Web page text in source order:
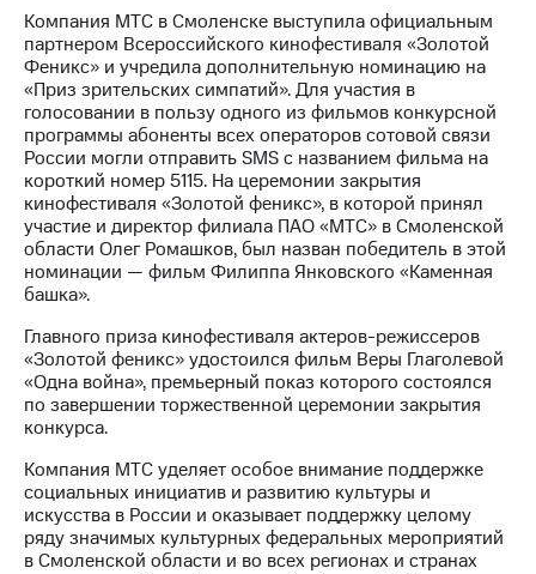
Контакты
Медиа-центр
Пресс-
релизы
МТС
о технологиях
Достижения
Интервью
отчетность
Контакты
Новости
регионе
и акционерам
Корпоративное
управление
Компания МТС в Смоленске выступила официальным
партнером Всероссийского кинофестиваля «Золотой
Феникс» и учредила дополнительную номинацию на
«Приз зрительских симпатий». Для участия в
голосовании в пользу одного из фильмов конкурсной
программы абоненты всех операторов сотовой связи
России могли отправить SMS с названием фильма на
короткий номер 5115. На церемонии закрытия
кинофестиваля «Золотой феникс», в которой принял
участие и директор филиала ПАО «МТС» в Смоленской
области Олег Ромашков, был назван победитель в этой
номинации — фильм Филиппа Янковского «Каменная
башка».
Главного приза кинофестиваля актеров-режиссеров
«Золотой феникс» удостоился фильм Веры Глаголевой
«Одна война», премьерный показ которого состоялся
по завершении торжественной церемонии закрытия
конкурса.
Компания МТС уделяет особое внимание поддержке
социальных инициатив и развитию культуры и
искусства в России и оказывает поддержку целому
ряду значимых культурных федеральных мероприятий
в Смоленской области и во всех регионах и странах